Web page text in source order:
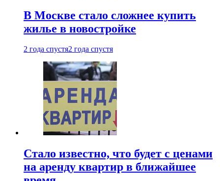
В Москве стало сложнее купить
жилье в новостройке
2 года спустя2 года спустя
Стало известно, что будет с ценами
на аренду квартир в ближайшее